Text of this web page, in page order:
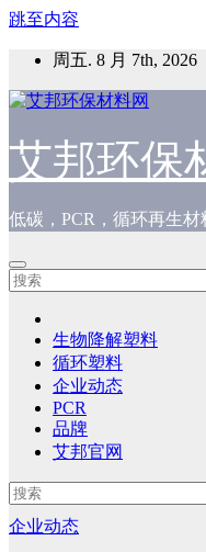
跳至内容
周五. 8 月 7th, 2026
艾邦环保
低碳，PCR，循环再生
生物降解塑料
循环塑料
企业动态
PCR
品牌
艾邦官网
企业动态